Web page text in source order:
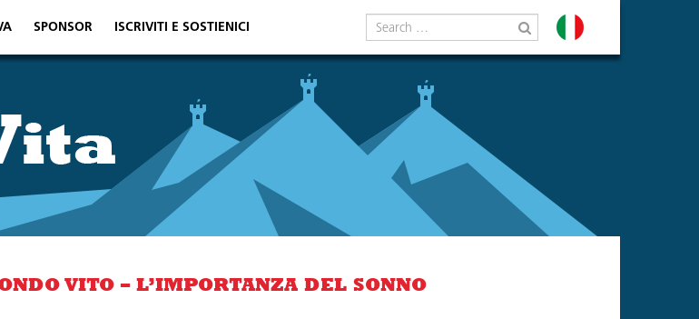
SPONSOR ISCRIVITI E SOSTIENICI
Search
for
VITO – L’IMPORTANZA DEL SONNO